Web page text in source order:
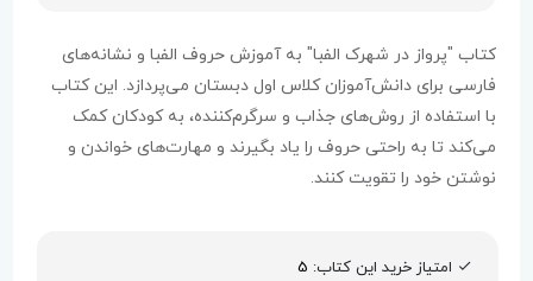
کتاب "پرواز در شهرک الفبا" به آموزش حروف الفبا و نشانه‌های
فارسی برای دانش‌آموزان کلاس اول دبستان می‌پردازد. این کتاب
با استفاده از روش‌های جذاب و سرگرم‌کننده، به کودکان کمک
می‌کند تا به راحتی حروف را یاد بگیرند و مهارت‌های خواندن و
نوشتن خود را تقویت کنند.
امتیاز خرید این کتاب: 5